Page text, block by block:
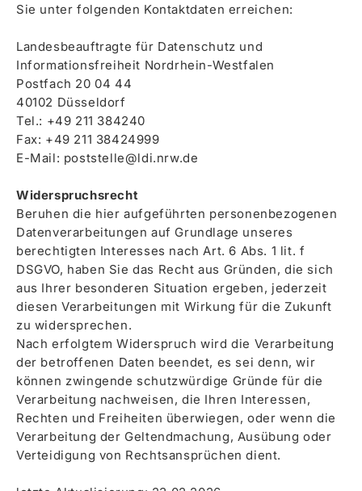
Sie unter folgenden Kontaktdaten erreichen:
Landesbeauftragte für Datenschutz und
Informationsfreiheit Nordrhein-Westfalen
Postfach 20 04 44
40102 Düsseldorf
Tel.: +49 211 384240
Fax: +49 211 38424999
E-Mail: poststelle@ldi.nrw.de
Widerspruchsrecht
Beruhen die hier aufgeführten personenbezogenen
Datenverarbeitungen auf Grundlage unseres
berechtigten Interesses nach Art. 6 Abs. 1 lit. f
DSGVO, haben Sie das Recht aus Gründen, die sich
aus Ihrer besonderen Situation ergeben, jederzeit
diesen Verarbeitungen mit Wirkung für die Zukunft
zu widersprechen.
Nach erfolgtem Widerspruch wird die Verarbeitung
der betroffenen Daten beendet, es sei denn, wir
können zwingende schutzwürdige Gründe für die
Verarbeitung nachweisen, die Ihren Interessen,
Rechten und Freiheiten überwiegen, oder wenn die
Verarbeitung der Geltendmachung, Ausübung oder
Verteidigung von Rechtsansprüchen dient.